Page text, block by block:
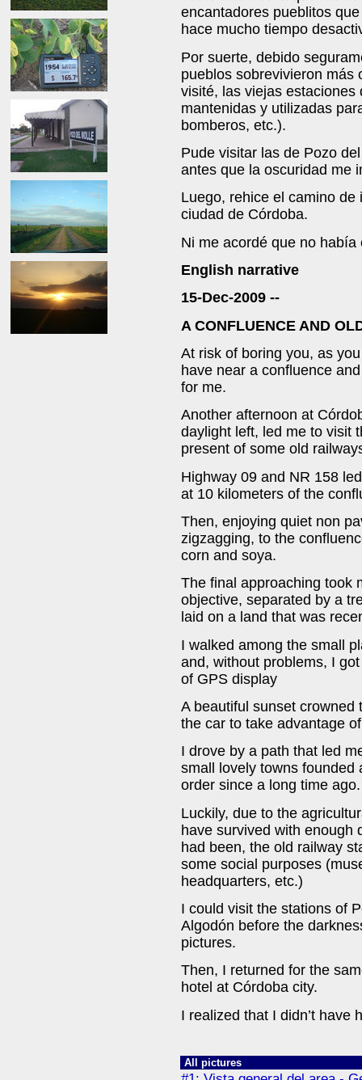
encantadores pueblitos
hace mucho tiempo
Por suerte, debido
pueblos sobrevivieron más
visité, las viejas
mantenidas y utilizadas
bomberos, etc.).
Pude visitar las de Pozo
antes que la oscuridad me
Luego, rehice el camino
ciudad de Córdoba.
Ni me acordé que no
English narrative
15-Dec-2009 --
A CONFLUENCE AND
At risk of boring you, as
have near a confluence
for me.
Another afternoon at
daylight left, led me to visit
present of some old
Highway 09 and NR 158
at 10 kilometers of the
Then, enjoying quiet non
zigzagging, to the
corn and soya.
The final approaching took
objective, separated by a
laid on a land that was
I walked among the small
and, without problems, I
of GPS display
A beautiful sunset crowned
the car to take advantage
I drove by a path that led
small lovely towns founded
order since a long time ago.
Luckily, due to the
have survived with enough
had been, the old railway
some social purposes
headquarters, etc.)
I could visit the stations of
Algodón before the
pictures.
Then, I returned for the
hotel at Córdoba city.
I realized that I didn’t have
All pictures